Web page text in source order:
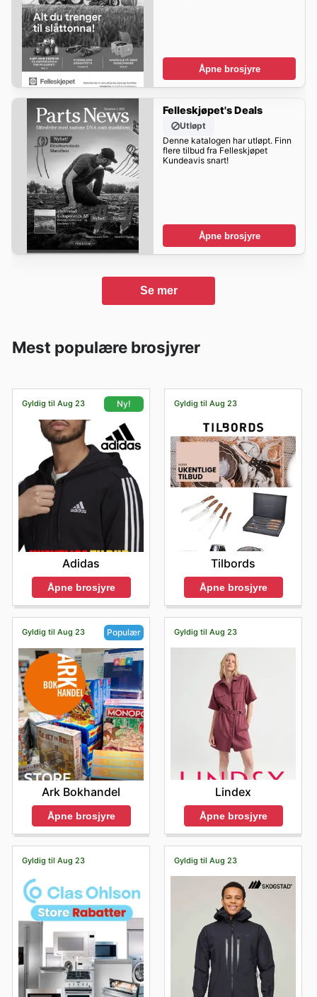
Åpne brosjyre
Felleskjøpet's Deals
Utløpt
Denne katalogen har utløpt. Finn
flere tilbud fra Felleskjøpet
Kundeavis snart!
Åpne brosjyre
Se mer
Mest populære brosjyrer
Gyldig til Aug 23 Ny!
Adidas
Åpne brosjyre
Gyldig til Aug 23
Tilbords
Åpne brosjyre
Gyldig til Aug 23 Populær
Ark Bokhandel
Åpne brosjyre
Gyldig til Aug 23
Lindex
Åpne brosjyre
Gyldig til Aug 23 Gyldig til Aug 23